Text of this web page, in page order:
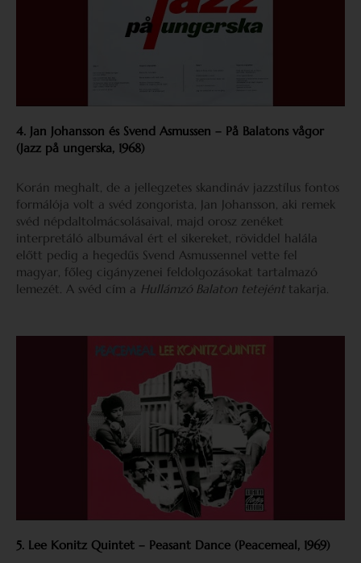
4. Jan Johansson és Svend Asmussen – På Balatons vågor
(Jazz på ungerska, 1968)
Korán meghalt, de a jellegzetes skandináv jazzstílus fontos
formálója volt a svéd zongorista, Jan Johansson, aki remek
svéd népdaltolmácsolásaival, majd orosz zenéket
interpretáló albumával ért el sikereket, röviddel halála
előtt pedig a hegedűs Svend Asmussennel vette fel
magyar, főleg cigányzenei feldolgozásokat tartalmazó
lemezét. A svéd cím a Hullámzó Balaton tetejént takarja.
5. Lee Konitz Quintet – Peasant Dance (Peacemeal, 1969)